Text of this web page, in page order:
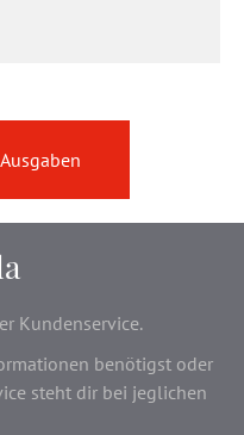
Kundenservice.
benötigst oder
steht dir bei jeglichen